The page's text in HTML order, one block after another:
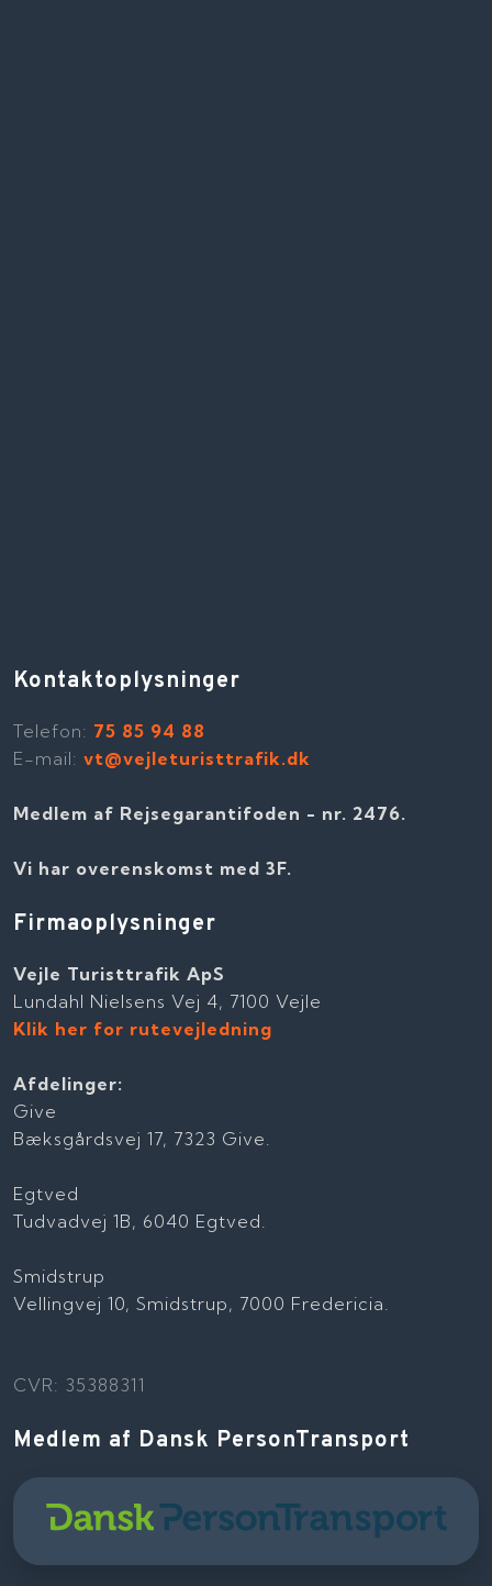
Kontaktoplysninger
Telefon​: 75 85 94 88
E-mail:vt@vejleturisttrafik.dk
Medlem af Rejsegarantifoden - nr. 2476​​.
Vi har overenskomst med 3F.
Firmaoplysninger
Vejle Turisttrafik ApS
Lundahl Nielsens Vej 4, 7100 Vejle
Klik her for rutevejledning
Afdelinger:
Give
Bæksgårdsvej 17, 7323 Give.
Egtved
Tudvadvej 1B, 6040 Egtved.
Smidstrup
Vellingvej 10, Smidstrup, 7000 Fredericia.
CVR: 35388311
Medlem af Dansk PersonTransport